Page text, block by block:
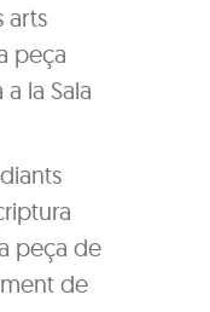
arts
peça
la Sala
peça de
de